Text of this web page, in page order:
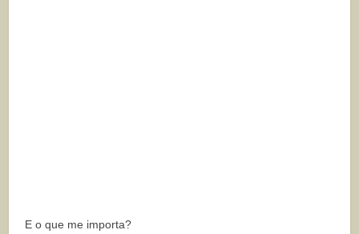
E o que me importa?